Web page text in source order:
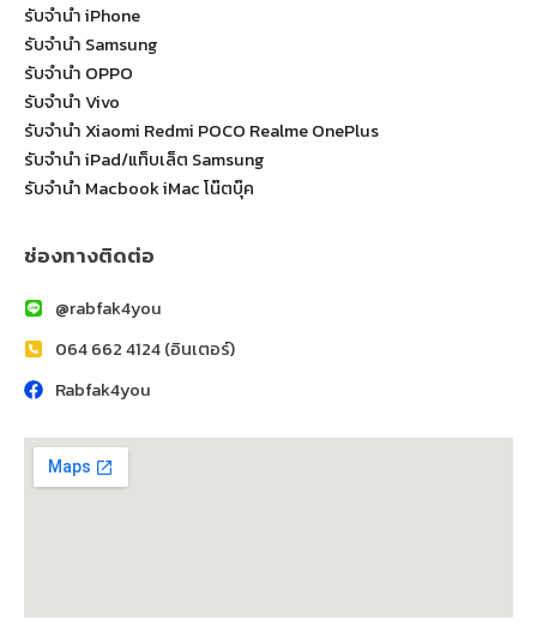
รับจำนำ iPhone
รับจำนำ Samsung
รับจำนำ OPPO
รับจำนำ Vivo
รับจำนำ Xiaomi Redmi POCO Realme OnePlus
รับจำนำ iPad/แท็บเล็ต Samsung
รับจำนำ Macbook iMac โน๊ตบุ๊ค
ช่องทางติดต่อ
@rabfak4you
064 662 4124 (อินเตอร์)
Rabfak4you